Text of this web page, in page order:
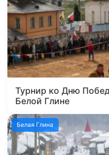
Турнир ко Дню
Белой Глине
Белая Глина